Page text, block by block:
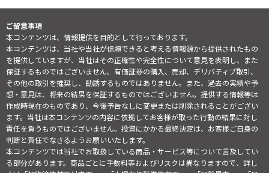
ご留意事項
本コンテンツは、情報提供を目的として行っております。
本コンテンツは、当社や当社が信頼できると考える情報源から提供されたもの
を提供していますが、当社はその正確性や完全性について意見を表明し、また
保証するものではございません。有価証券の購入、売却、デリバティブ取引、
その他の取引を推奨し、勧誘するものではありません。また、過去の実績や予
想・意見は、将来の結果を保証するものではございません。提供する情報等は
作成時現在のものであり、今後予告なしに変更または削除されることがござい
ます。当社は本コンテンツの内容に依拠してお客様が取った行動の結果に対し
責任を負うものではございません。投資にかかる最終決定は、お客様ご自身の
判断と責任でなさるようお願いいたします。
本コンテンツでは当社でお取扱している商品・サービス等について言及してい
る部分があります。商品ごとに手数料等およびリスクは異なりますので、詳し